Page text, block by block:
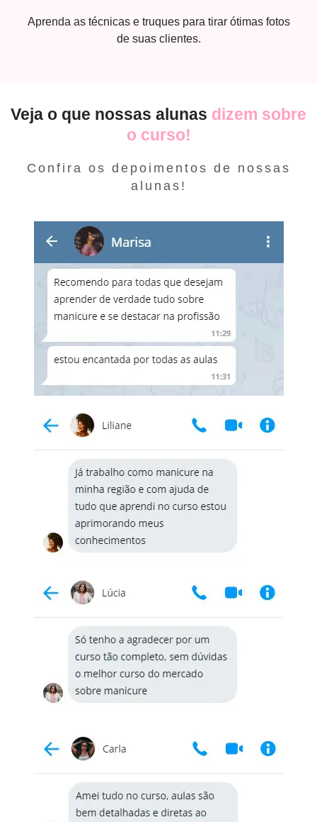
Aprenda as técnicas e truques para tirar ótimas fotos
de suas clientes.
Veja o que nossas alunas dizem sobre
o curso!
Confira os depoimentos de nossas
alunas!